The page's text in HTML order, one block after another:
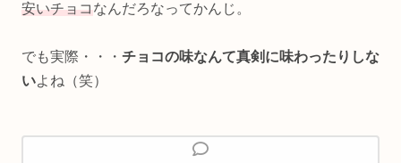
安いチョコなんだろなってかんじ。
でも実際・・・ チョコの味なんて真剣に味わったりしな
いよね（笑）